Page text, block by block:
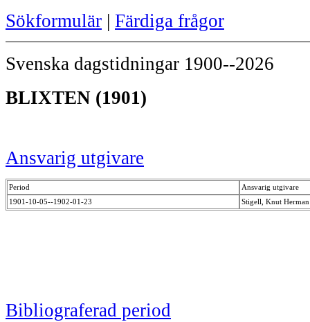
Sökformulär | Färdiga frågor
Svenska dagstidningar 1900--2026
BLIXTEN (1901)
Ansvarig utgivare
Period
Ansvarig utgivare
1901-10-05--1902-01-23
Stigell, Knut
Bibliograferad period